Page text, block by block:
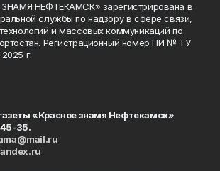
ЗНАМЯ НЕФТЕКАМСК» зарегистрирована в
службы по надзору в сфере связи,
и массовых коммуникаций по
Регистрационный номер ПИ № ТУ
г.
«Красное знамя Нефтекамск»
35.